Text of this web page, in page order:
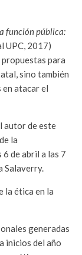
función pública:
UPC, 2017)
para
sino también
en atacar el
autor de este
la
de abril a las 7
Salaverry.
la ética en la
generadas
inicios del año